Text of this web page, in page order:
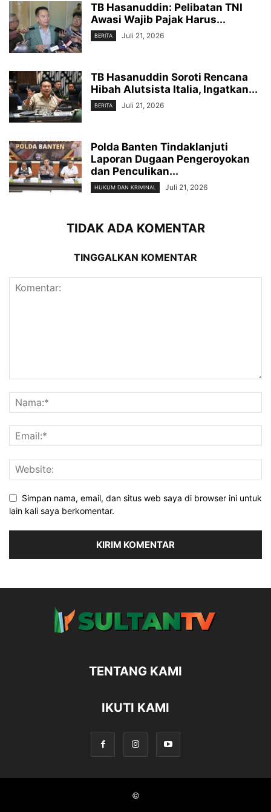
TB Hasanuddin: Pelibatan TNI
Awasi Wajib Pajak Harus...
BERITA Juli 21, 2026
TB Hasanuddin Soroti Rencana
Hibah Alutsista Italia, Ingatkan...
BERITA Juli 21, 2026
Polda Banten Tindaklanjuti
Laporan Dugaan Pengeroyokan
dan Penculikan...
HUKUM DAN KRIMINAL Juli 21, 2026
TIDAK ADA KOMENTAR
TINGGALKAN KOMENTAR
Simpan nama, email, dan situs web saya di browser ini untuk
lain kali saya berkomentar.
TENTANG KAMI
IKUTI KAMI
©